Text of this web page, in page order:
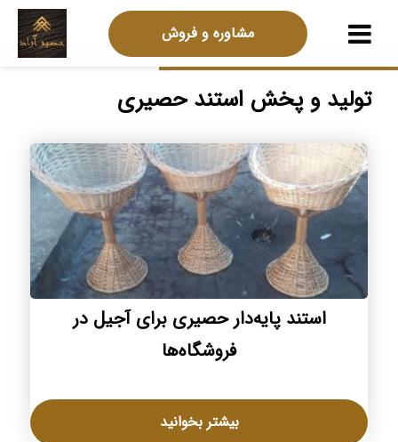
مشاوره و فروش
تولید و پخش استند حصیری
استند پایه‌دار حصیری برای آجیل در
فروشگاه‌ها
بیشتر بخوانید